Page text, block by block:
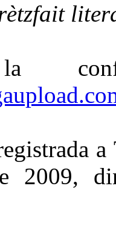
la
2009,